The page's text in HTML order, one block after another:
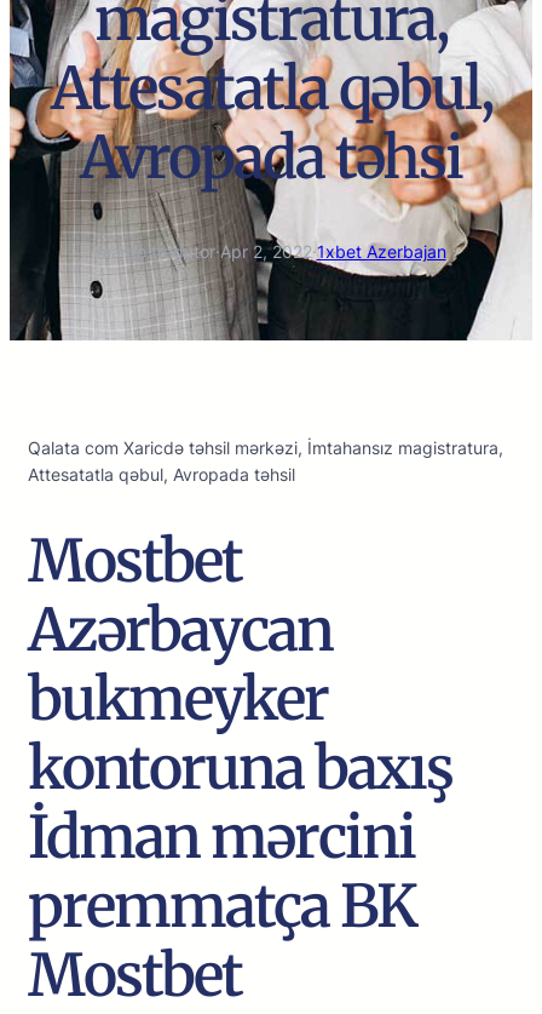
magistratura,
Attesatatla qəbul,
Avropada təhsi
marco.tradutor·Apr 2, 2022·1xbet Azerbajan
Qalata com Xaricdə təhsil mərkəzi, İmtahansız magistratura,
Attesatatla qəbul, Avropada təhsil
Mоstbеt
Аzərbаyсаn
bukmеykеr
kоntоrunа bаxış
İdmаn mərсini
рrеmmаtçа BK
Mоstbеt